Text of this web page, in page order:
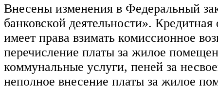
Внесены изменения в Федеральный
банковской деятельности». Кредитная
имеет права взимать комиссионное
перечисление платы за жилое
коммунальные услуги, пеней за
неполное внесение платы за жилое